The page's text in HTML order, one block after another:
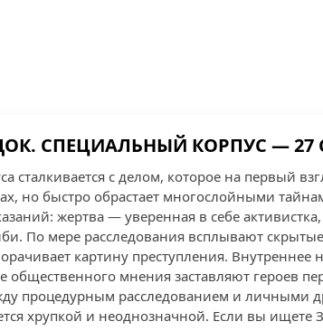
СПЕЦИАЛЬНЫЙ КОРПУС — 27
сталкивается с делом, которое на первый
но быстро обрастает многослойными
жертва — уверенная в себе
По мере расследования всплывают
картину преступления. Внутреннее
мнения заставляют героев
процедурным расследованием и личными
хрупкой и неоднозначной. Если вы ищете